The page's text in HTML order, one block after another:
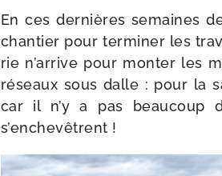
En ces der­nières semaines
chan­tier pour ter­mi­ner les
rie n’arrive pour mon­ter les
réseaux sous dalle : pour la
car il n’y a pas beau­coup
s’enchevêtrent !